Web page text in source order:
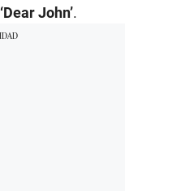
‘Dear John’.